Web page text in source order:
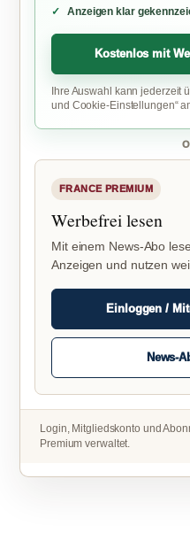
Anzeigen klar
Kostenlos mit
Ihre Auswahl kann jederzeit
und Cookie-Einstellungen“
FRANCE PREMIUM
Werbefrei lesen
Mit einem News-Abo
Anzeigen und nutzen
Einloggen /
News-
Login, Mitgliedskonto und
Premium verwaltet.